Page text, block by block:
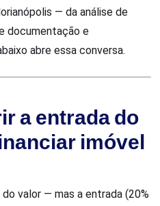
— da análise de
documentação e
abre essa conversa.
a entrada do
imóvel
valor — mas a entrada (20%